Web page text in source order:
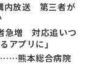
内放送 第三者が
急増 対応追いつ
アプリに」
……熊本総合病院